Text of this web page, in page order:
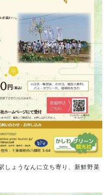
しょうなんに立ち寄り、新鮮野菜